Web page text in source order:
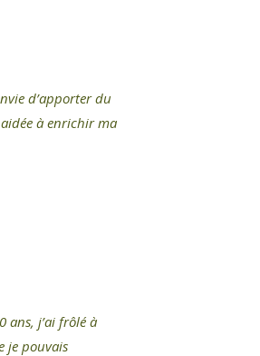
d’apporter du
à enrichir ma
ans, j’ai frôlé à
je pouvais